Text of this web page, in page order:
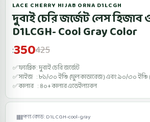
LACE CHERRY HIJAB ORNA D1LCGH
দুবাই চেরি জর্জেট লেস হিজাব
D1LCGH- Cool Gray Color
:350425
✅ ফ্যাব্রিক : দুবাই চেরি জর্জেট
✅ সাইজ : ৮১/৩০ ইঞ্চি (ফুল কাভারেজ ) এবং ৯০/৩০ ইঞ্চি
✅ কালার : ৪০+ কালার এভেইল্যাবল
পণ্য কোড: D1LCGH-cool-gray